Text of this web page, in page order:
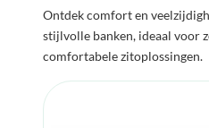
Ontdek comfort en
stijlvolle banken, ideaal voor
comfortabele zitoplossingen.